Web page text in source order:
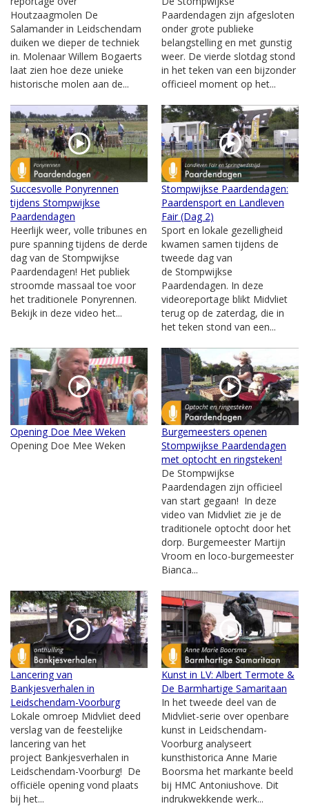
Houtzaagmolen De
Salamander in Leidschendam
duiken we dieper de techniek
in. Molenaar Willem Bogaerts
laat zien hoe deze unieke
historische molen aan de...
Paardendagen zijn afgesloten
onder grote publieke
belangstelling en met gunstig
weer. De vierde slotdag stond
in het teken van een bijzonder
officieel moment op het...
Succesvolle Ponyrennen
tijdens Stompwijkse
Paardendagen
Heerlijk weer, volle tribunes en
pure spanning tijdens de derde
dag van de Stompwijkse
Paardendagen! Het publiek
stroomde massaal toe voor
het traditionele Ponyrennen.
Bekijk in deze video het...
Stompwijkse Paardendagen:
Paardensport en Landleven
Fair (Dag 2)
Sport en lokale gezelligheid
kwamen samen tijdens de
tweede dag van
de Stompwijkse
Paardendagen. In deze
videoreportage blikt Midvliet
terug op de zaterdag, die in
het teken stond van een...
Opening Doe Mee Weken
Opening Doe Mee Weken
Burgemeesters openen
Stompwijkse Paardendagen
met optocht en ringsteken!
De Stompwijkse
Paardendagen zijn officieel
van start gegaan! In deze
video van Midvliet zie je de
traditionele optocht door het
dorp. Burgemeester Martijn
Vroom en loco-burgemeester
Bianca...
Lancering van
Bankjesverhalen in
Leidschendam-Voorburg
Lokale omroep Midvliet deed
verslag van de feestelijke
lancering van het
project Bankjesverhalen in
Leidschendam-Voorburg! De
officiële opening vond plaats
bij het...
Kunst in LV: Albert Termote &
De Barmhartige Samaritaan
In het tweede deel van de
Midvliet-serie over openbare
kunst in Leidschendam-
Voorburg analyseert
kunsthistorica Anne Marie
Boorsma het markante beeld
bij HMC Antoniushove. Dit
indrukwekkende werk...